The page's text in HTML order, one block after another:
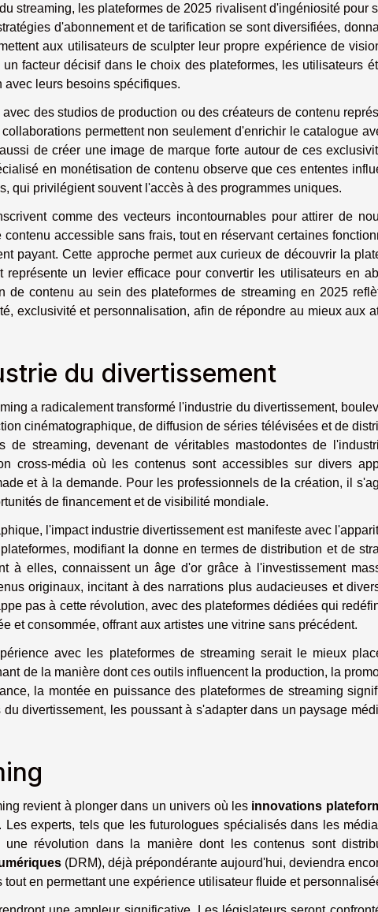
streaming, les plateformes de 2025 rivalisent d'ingéniosité pour
d'abonnement et de tarification se sont diversifiées,
aux utilisateurs de sculpter leur propre expérience de
facteur décisif dans le choix des plateformes, les utilisateurs
leurs besoins spécifiques.
des studios de production ou des créateurs de contenu
permettent non seulement d'enrichir le catalogue
de créer une image de marque forte autour de ces
en monétisation de contenu observe que ces ententes
qui privilégient souvent l'accès à des programmes uniques.
comme des vecteurs incontournables pour attirer de
accessible sans frais, tout en réservant certaines
payant. Cette approche permet aux curieux de découvrir la
représente un levier efficace pour convertir les utilisateurs en
de contenu au sein des plateformes de streaming en 2025
exclusivité et personnalisation, afin de répondre au mieux aux
du divertissement
a radicalement transformé l'industrie du divertissement,
cinématographique, de diffusion de séries télévisées et de
de streaming, devenant de véritables mastodontes de
cross-média où les contenus sont accessibles sur divers
et à la demande. Pour les professionnels de la création, il
de financement et de visibilité mondiale.
l'impact industrie divertissement est manifeste avec
modifiant la donne en termes de distribution et de
à elles, connaissent un âge d'or grâce à l'investissement
originaux, incitant à des narrations plus audacieuses et
pas à cette révolution, avec des plateformes dédiées qui
et consommée, offrant aux artistes une vitrine sans précédent.
avec les plateformes de streaming serait le mieux
de la manière dont ces outils influencent la production, la
la montée en puissance des plateformes de streaming
divertissement, les poussant à s'adapter dans un paysage
revient à plonger dans un univers où les innovations
experts, tels que les futurologues spécialisés dans les
une révolution dans la manière dont les contenus sont
(DRM), déjà prépondérante aujourd'hui, deviendra
en permettant une expérience utilisateur fluide et